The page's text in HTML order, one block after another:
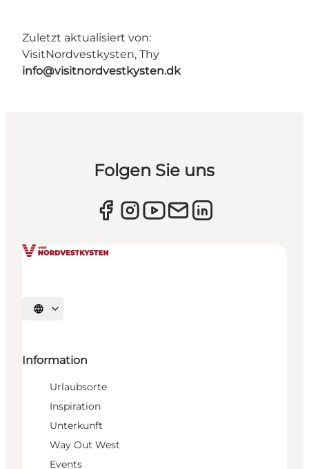
Zuletzt aktualisiert von:
VisitNordvestkysten, Thy
info@visitnordvestkysten.dk
Folgen Sie uns
Sprache auswählen
Information
Urlaubsorte
Inspiration
Unterkunft
Way Out West
Events